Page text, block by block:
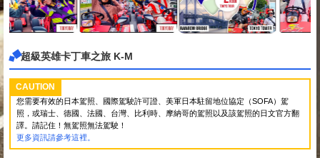
超級英雄卡丁車之旅 K-M
CAUTION
您需要有效的日本駕照、國際駕駛許可證、美軍日本駐留地位協定（SOFA）駕
照，或瑞士、德國、法國、台灣、比利時、摩納哥的駕照以及該駕照的日文官方翻
譯。請記住！無駕照無法駕駛！
更多資訊請參考這裡。